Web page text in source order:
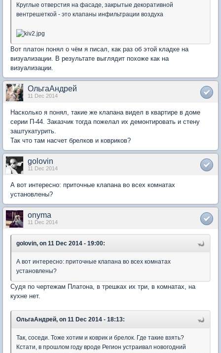
Круглые отверстия на фасаде, закрытые декоративной
вентрешеткой - это клапаны инфильтрации воздуха
Вот платон понял о чём я писал, как раз об этой кладке на
визуализации. В результате выглядит похоже как на
визуализации.
ОльгаАндрей
11 Dec 2014
Насколько я понял, такие же клапана видел в квартире в доме
серии П-44. Заказчик тогда пожелал их демонтировать и стену
заштукатурить.
Так что там насчет брелков и ковриков?
golovin
11 Dec 2014
А вот интересно: приточные клапана во всех комнатах
установлены?
onyma
11 Dec 2014
golovin, on 11 Dec 2014 - 19:00:
А вот интересно: приточные клапана во всех комнатах
установлены?
Судя по чертежам Платона, в трешках их три, в комнатах, на
кухне нет.
ОльгаАндрей, on 11 Dec 2014 - 18:13:
Так, соседи. Тоже хотим и коврик и брелок. Где такие взять?
Кстати, в прошлом году вроде Регион устраивал новогодний